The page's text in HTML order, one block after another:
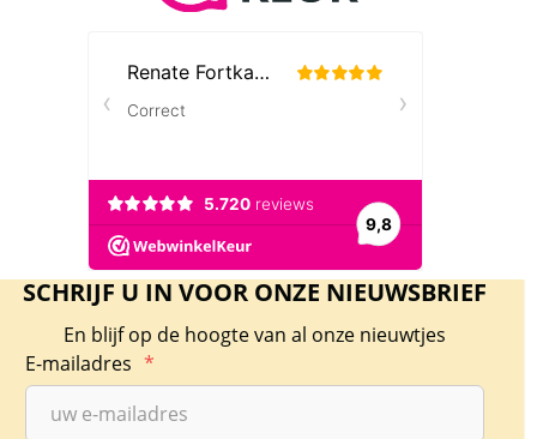
SCHRIJF U IN VOOR ONZE NIEUWSBRIEF
En blijf op de hoogte van al onze nieuwtjes
E-mailadres *